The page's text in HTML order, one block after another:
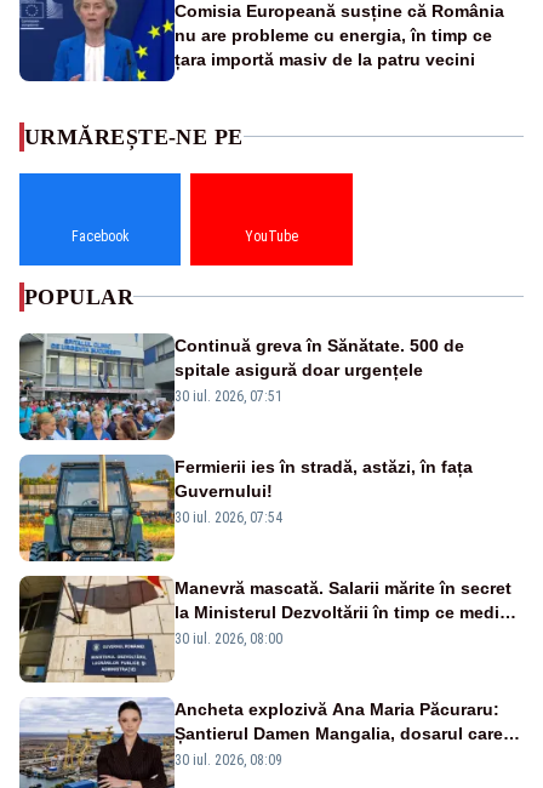
Comisia Europeană susține că România
nu are probleme cu energia, în timp ce
țara importă masiv de la patru vecini
URMĂREȘTE-NE PE
Facebook YouTube
POPULAR
Continuă greva în Sănătate. 500 de
spitale asigură doar urgențele
30 iul. 2026, 07:51
Fermierii ies în stradă, astăzi, în fața
Guvernului!
30 iul. 2026, 07:54
Manevră mascată. Salarii mărite în secret
la Ministerul Dezvoltării în timp ce medicii
ies în stradă
30 iul. 2026, 08:00
Ancheta explozivă Ana Maria Păcuraru:
Șantierul Damen Mangalia, dosarul care
scufundă apărarea României
30 iul. 2026, 08:09